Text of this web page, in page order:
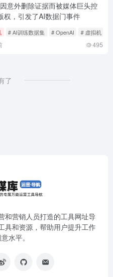
意外删除证据而被媒体巨头控
权，引发了AI数据门事件
# AI训练数据集 # OpenAI # 虚拟机
495
了
和营销人员打造的工具网址导
具和资源，帮助用户提升工作
水平。